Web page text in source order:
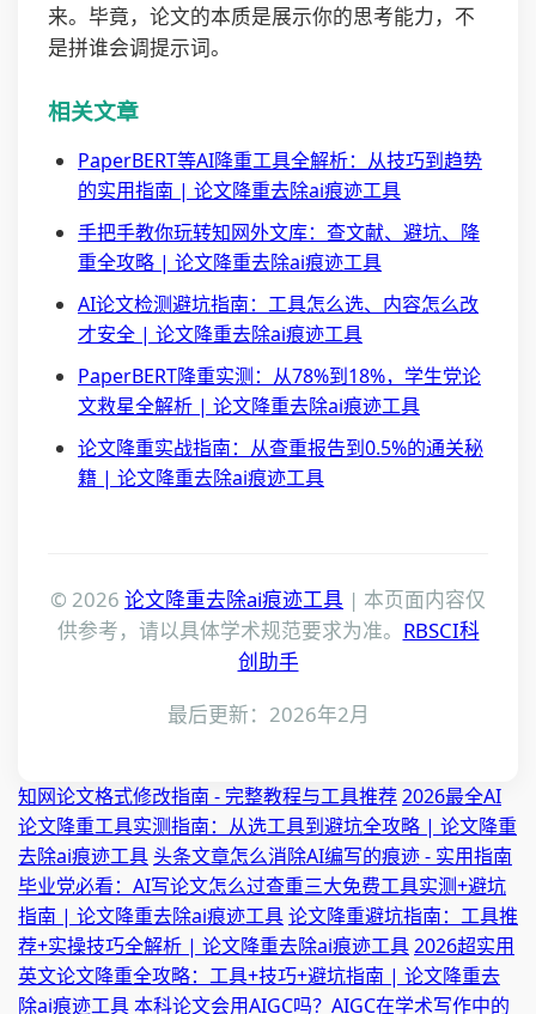
来。毕竟，论文的本质是展示你的思考能力，不
是拼谁会调提示词。
相关文章
PaperBERT等AI降重工具全解析：从技巧到趋势
的实用指南 | 论文降重去除ai痕迹工具
手把手教你玩转知网外文库：查文献、避坑、降
重全攻略 | 论文降重去除ai痕迹工具
AI论文检测避坑指南：工具怎么选、内容怎么改
才安全 | 论文降重去除ai痕迹工具
PaperBERT降重实测：从78%到18%，学生党论
文救星全解析 | 论文降重去除ai痕迹工具
论文降重实战指南：从查重报告到0.5%的通关秘
籍 | 论文降重去除ai痕迹工具
© 2026 论文降重去除ai痕迹工具 | 本页面内容仅
供参考，请以具体学术规范要求为准。 RBSCI科
创助手
最后更新：2026年2月
知网论文格式修改指南 - 完整教程与工具推荐2026最全AI
论文降重工具实测指南：从选工具到避坑全攻略 | 论文降重
去除ai痕迹工具 头条文章怎么消除AI编写的痕迹 - 实用指南
毕业党必看：AI写论文怎么过查重三大免费工具实测+避坑
指南 | 论文降重去除ai痕迹工具论文降重避坑指南：工具推
荐+实操技巧全解析 | 论文降重去除ai痕迹工具2026超实用
英文论文降重全攻略：工具+技巧+避坑指南 | 论文降重去
除ai痕迹工具本科论文会用AIGC吗？AIGC在学术写作中的